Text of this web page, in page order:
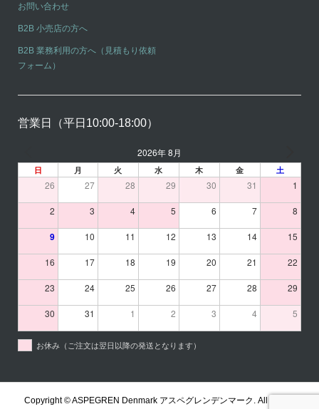
お問い合わせ
B2B 小売店の方へ
B2B 業務利用の方へ（見積もり依頼
フォーム）
営業日（平日10:00-18:00）
2026年 8月
日 月 火 水 木 金 土
26 27 28 29 30 31 1
2 3 4 5 6 7 8
9 10 11 12 13 14 15
16 17 18 19 20 21 22
23 24 25 26 27 28 29
30 31 1 2 3 4 5
お休み（ご注文は翌日以降の発送となります）
Copyright ©ASPEGREN Denmark アスペグレンデンマーク. All Rights